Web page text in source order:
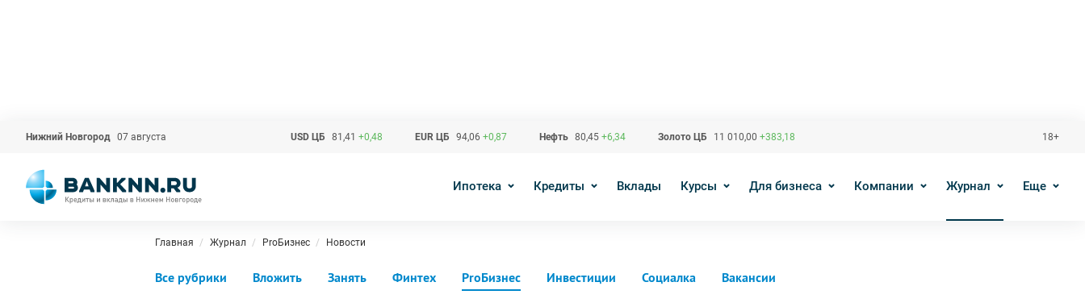
Нижний Новгород 07 августа USD ЦБ 81,41 +0,48 EUR ЦБ 94,06 +0,87 Нефть 80,45 +6,34 Золото ЦБ 11 010,00 +383,18 18+
Ипотека Кредиты Вклады Курсы Для бизнеса Компании Журнал Еще
Главная Журнал ProБизнес Новости
Все рубрики Вложить Занять Финтех ProБизнес Инвестиции Социалка Вакансии